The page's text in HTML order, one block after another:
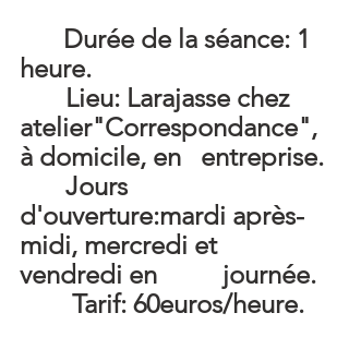
  Durée de la séance: 1
heure.
atelier"Correspondance",
à domicile, en   entreprise.
d'ouverture:mardi après-
midi, mercredi et
vendredi en          journée.
        Tarif: 60euros/heure.